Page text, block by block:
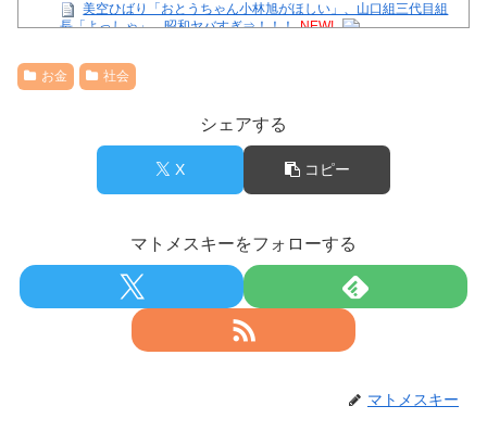
美空ひばり「おとうちゃん小林旭がほしい」、山口組三代目組
長「よっしゃ」、昭和ヤバすぎ⇒！！！ NEW!
ちゃった⇒結果ｗｗ
中川朋美 １メートル越えの大迫力白おっぱい！！
【画像】女子アナさん、がっつり見えてるｗｗｗ
36歳の彼女と結婚したいのに、家族が猛反対。家族から信じら
れない言葉が飛び出した… 他
Powered by livedoor 相互RSS
お金 社会
シェアする
X コピー
マトメスキーをフォローする
マトメスキー